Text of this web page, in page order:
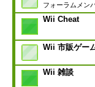
フォーラムメン
Wii Cheat
Wii 市販ゲー
Wii 雑談